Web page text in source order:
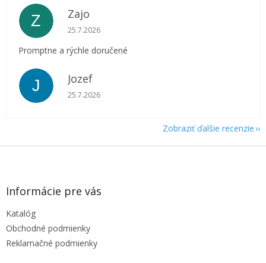
Z Zajo
Hodnotenie obchodu je 5 z 5 hviezdičiek.
25.7.2026
Promptne a rýchle doručené
J Jozef
Hodnotenie obchodu je 5 z 5 hviezdičiek.
25.7.2026
Zobraziť ďalšie recenzie
Z
Informácie pre vás
Katalóg
Obchodné podmienky
Reklamačné podmienky